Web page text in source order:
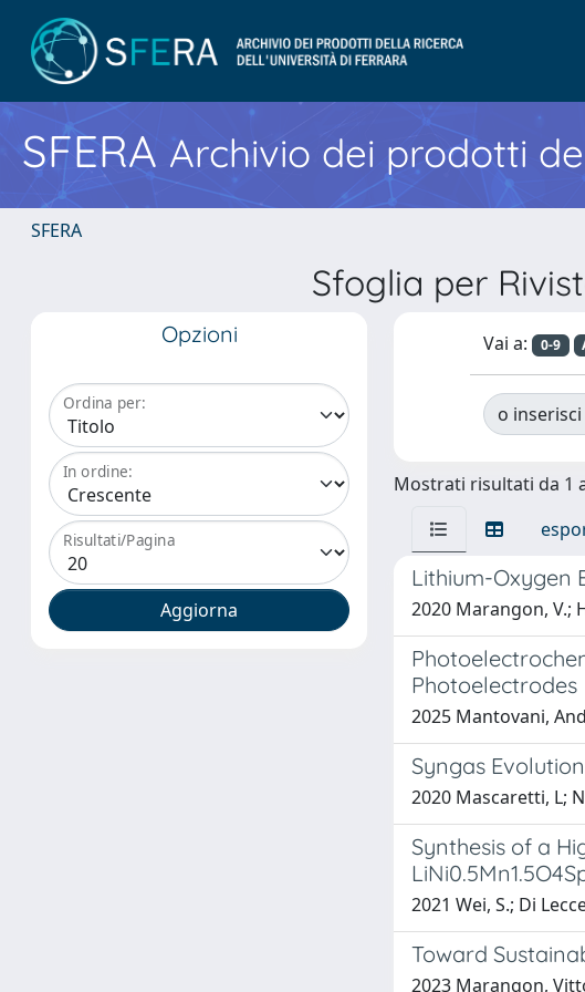
SFERA Archivio dei prodotti
SFERA
Sfoglia per
Opzioni
Ordina per:
In ordine:
Risultati/Pagina
Vai a: 0-9
o
Mostrati risultati da 1
Lithium-Oxygen
2020 Marangon, V.;
Photoelectrodes
2025 Mantovani,
Syngas
2020 Mascaretti, L;
Synthesis of a
2021 Wei, S.; Di
Toward
2023 Marangon,